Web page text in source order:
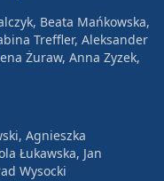
Beata Mańkowska,
Treffler, Aleksander
Żuraw, Anna Zyzek,
Agnieszka
Łukawska, Jan
Wysocki